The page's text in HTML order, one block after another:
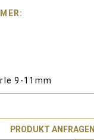
9-11mm
PRODUKT ANFRAGEN